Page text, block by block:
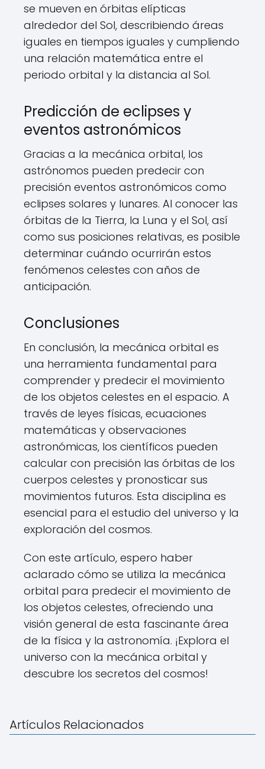
se mueven en órbitas elípticas
alrededor del Sol, describiendo áreas
iguales en tiempos iguales y cumpliendo
una relación matemática entre el
periodo orbital y la distancia al Sol.
Predicción de eclipses y
eventos astronómicos
Gracias a la mecánica orbital, los
astrónomos pueden predecir con
precisión eventos astronómicos como
eclipses solares y lunares. Al conocer las
órbitas de la Tierra, la Luna y el Sol, así
como sus posiciones relativas, es posible
determinar cuándo ocurrirán estos
fenómenos celestes con años de
anticipación.
Conclusiones
En conclusión, la mecánica orbital es
una herramienta fundamental para
comprender y predecir el movimiento
de los objetos celestes en el espacio. A
través de leyes físicas, ecuaciones
matemáticas y observaciones
astronómicas, los científicos pueden
calcular con precisión las órbitas de los
cuerpos celestes y pronosticar sus
movimientos futuros. Esta disciplina es
esencial para el estudio del universo y la
exploración del cosmos.
Con este artículo, espero haber
aclarado cómo se utiliza la mecánica
orbital para predecir el movimiento de
los objetos celestes, ofreciendo una
visión general de esta fascinante área
de la física y la astronomía. ¡Explora el
universo con la mecánica orbital y
descubre los secretos del cosmos!
Artículos Relacionados